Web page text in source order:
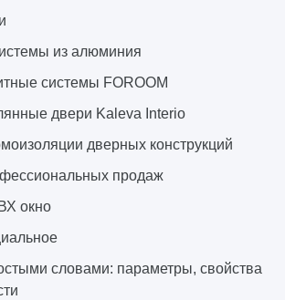
из алюминия
системы FOROOM
двери Kaleva Interio
дверных конструкций
продаж
окно
словами: параметры, свойства